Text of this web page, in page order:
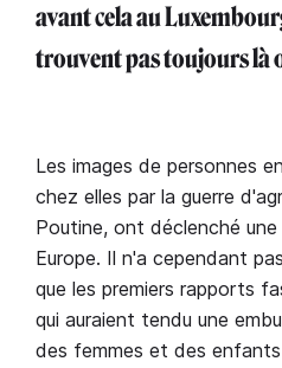
avant cela au
trouvent pas toujours là
Les images de personnes
chez elles par la guerre
Poutine, ont déclenché
Europe. Il n'a cependant
que les premiers rapports
qui auraient tendu une
des femmes et des